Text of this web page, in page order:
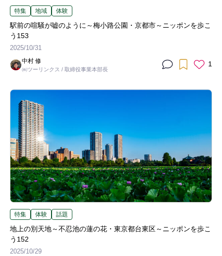
特集 地域 体験
駅前の喧騒が嘘のように～梅小路公園・京都市～ニッポンを歩こ
う153
2025/10/31
中村 修
㈱ツーリンクス / 取締役事業本部長
1
特集 体験 話題
地上の別天地～不忍池の蓮の花・東京都台東区～ニッポンを歩こ
う152
2025/10/29